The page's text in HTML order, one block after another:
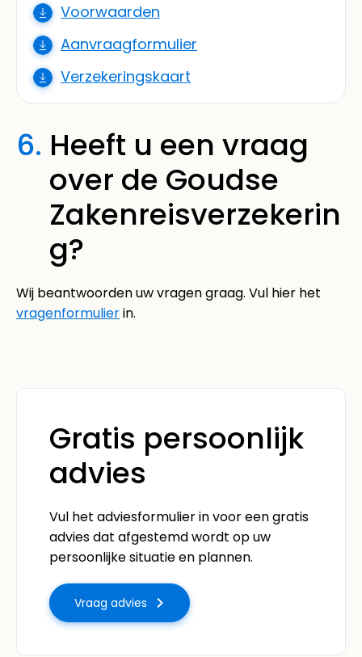
Voorwaarden
Aanvraagformulier
Verzekeringskaart
6. Heeft u een vraag
over de Goudse
Zakenreisverzekerin
g?
Wij beantwoorden uw vragen graag. Vul hier het
vragenformulierin.
Gratis persoonlijk
advies
Vul het adviesformulier in voor een gratis
advies dat afgestemd wordt op uw
persoonlijke situatie en plannen.
Vraag advies